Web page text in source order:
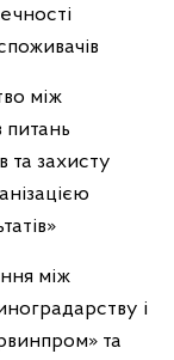
між
та захисту
між
і
та